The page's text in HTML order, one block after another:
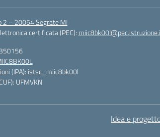
2 – 20054 Segrate MI
certificata (PEC):
(IPA): istsc_miic8bk00l
UFMVKN
Idea e